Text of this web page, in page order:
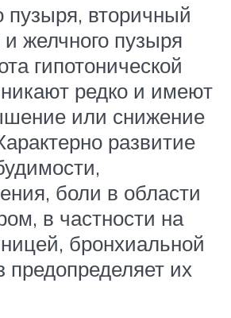
пузыря, вторичный
желчного пузыря
гипотонической
редко и имеют
или снижение
развитие
боли в области
в частности на
бронхиальной
их